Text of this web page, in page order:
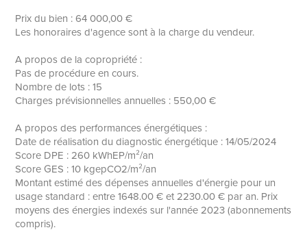
Prix du bien : 64 000,00 €
Les honoraires d'agence sont à la charge du vendeur.
A propos de la copropriété :
Pas de procédure en cours.
Nombre de lots : 15
Charges prévisionnelles annuelles : 550,00 €
A propos des performances énergétiques :
Date de réalisation du diagnostic énergétique : 14/05/2024
Score DPE : 260 kWhEP/m²/an
Score GES : 10 kgepCO2/m²/an
Montant estimé des dépenses annuelles d'énergie pour un
usage standard : entre 1648.00 € et 2230.00 € par an. Prix
moyens des énergies indexés sur l'année 2023 (abonnements
compris).